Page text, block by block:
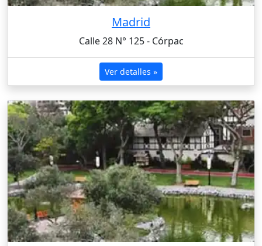
Madrid
Calle 28 N° 125 - Córpac
Ver detalles »